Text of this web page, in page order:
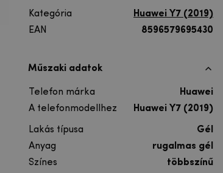
Kategória
Huawei Y7 (2019)
EAN
8596579695430
Műszaki adatok
Telefon márka
Huawei
A telefonmodellhez
Huawei Y7 (2019)
Lakás típusa
Gél
Anyag
rugalmas gél
Színes
többszínű